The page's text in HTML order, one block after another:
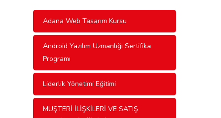
Adana Web Tasarım Kursu
Android Yazılım Uzmanlığı Sertifika
Programı
Liderlik Yönetimi Eğitimi
MÜŞTERİ İLİŞKİLERİ VE SATIŞ